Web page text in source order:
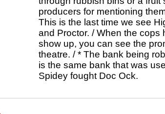
producers for mentioning
This is the last time we see
and Proctor. / When the
show up, you can see the
theatre. / * The bank being
is the same bank that was
Spidey fought Doc Ock.